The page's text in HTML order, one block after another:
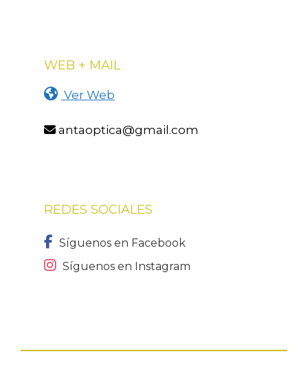
WEB + MAIL
Ver Web
antaoptica@gmail.com
REDES SOCIALES
Síguenos en Facebook
Síguenos en Instagram